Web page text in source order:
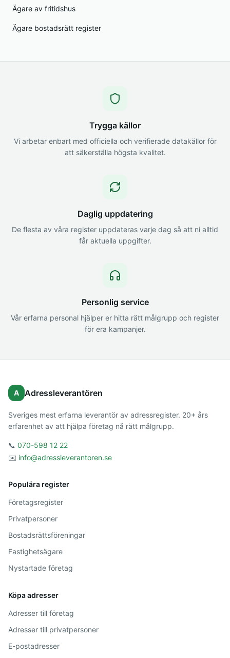
Ägare av fritidshus
Ägare bostadsrätt register
Trygga källor
Vi arbetar enbart med officiella och verifierade datakällor för
att säkerställa högsta kvalitet.
Daglig uppdatering
De flesta av våra register uppdateras varje dag så att ni alltid
får aktuella uppgifter.
Personlig service
Vår erfarna personal hjälper er hitta rätt målgrupp och register
för era kampanjer.
A Adressleverantören
Sveriges mest erfarna leverantör av adressregister. 20+ års
erfarenhet av att hjälpa företag nå rätt målgrupp.
📞 070-598 12 22
✉️ info@adressleverantoren.se
Populära register
Företagsregister
Privatpersoner
Bostadsrättsföreningar
Fastighetsägare
Nystartade företag
Köpa adresser
Adresser till företag
Adresser till privatpersoner
E-postadresser